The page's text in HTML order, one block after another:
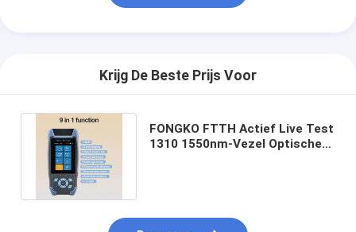
Krijg De Beste Prijs Voor
FONGKO FTTH Actief Live Test
1310 1550nm-Vezel Optische